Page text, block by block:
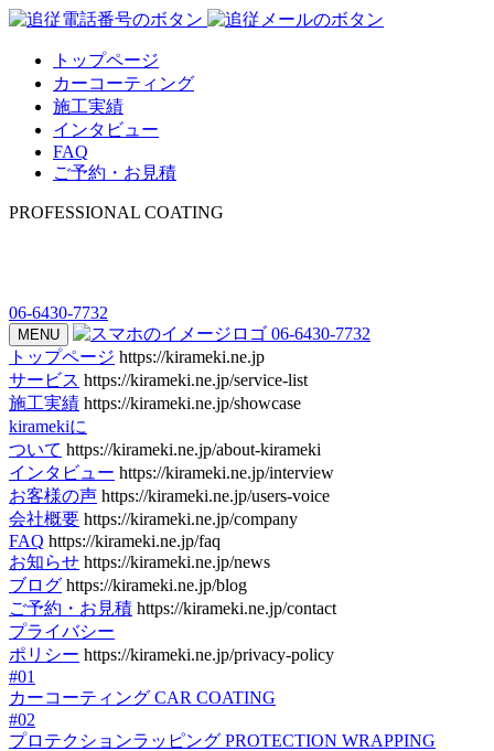
トップページ
カーコーティング
施工実績
インタビュー
FAQ
ご予約・お見積
PROFESSIONAL COATING
06-6430-7732
MENU
06-6430-7732
トップページ https://kirameki.ne.jp
サービス https://kirameki.ne.jp/service-list
施工実績 https://kirameki.ne.jp/showcase
kiramekiに
ついて https://kirameki.ne.jp/about-kirameki
インタビュー https://kirameki.ne.jp/interview
お客様の声 https://kirameki.ne.jp/users-voice
会社概要 https://kirameki.ne.jp/company
FAQ https://kirameki.ne.jp/faq
お知らせ https://kirameki.ne.jp/news
ブログ https://kirameki.ne.jp/blog
ご予約・お見積 https://kirameki.ne.jp/contact
プライバシー
ポリシー https://kirameki.ne.jp/privacy-policy
#01
カーコーティング CAR COATING
#02
プロテクションラッピング PROTECTION WRAPPING